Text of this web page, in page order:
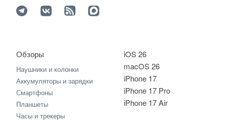
iOS 26
macOS 26
iPhone 17
iPhone 17 Pro
iPhone 17 Air
Обзоры
Наушники и колонки
Аккумуляторы и зарядки
Смартфоны
Планшеты
Часы и трекеры